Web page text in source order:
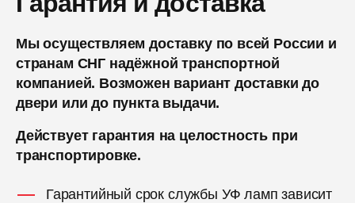
Мы осуществляем доставку по всей России и
странам СНГ надёжной транспортной
компанией. Возможен вариант доставки до
двери или до пункта выдачи.
Действует гарантия на целостность при
транспортировке.
Гарантийный срок службы УФ ламп зависит